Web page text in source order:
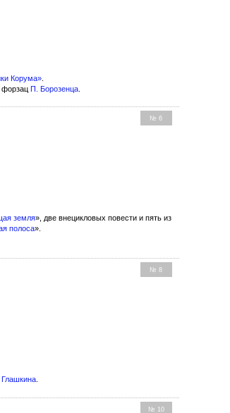
Корума».
форзац П. Борозенца.
№ 6
земля», две внецикловых повести и пять из
полоса».
№ 8
№ 10